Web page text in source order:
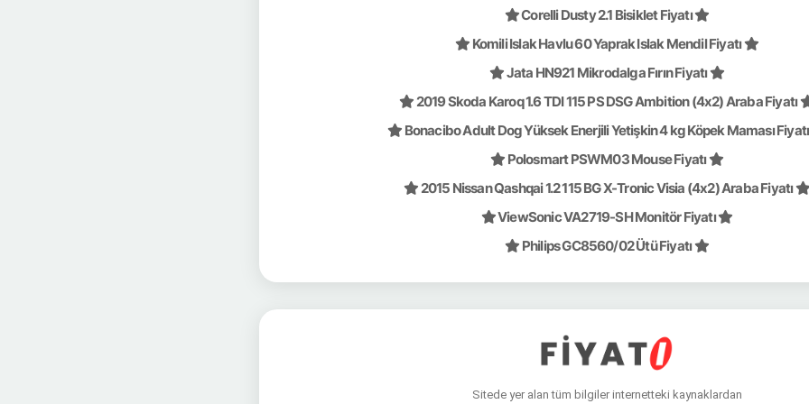
Corelli Dusty 2.1 Bisiklet Fiyatı
Komili Islak Havlu 60 Yaprak Islak Mendil Fiyatı
Jata HN921 Mikrodalga Fırın Fiyatı
2019 Skoda Karoq 1.6 TDI 115 PS DSG Ambition (4x2) Araba Fiyatı
Bonacibo Adult Dog Yüksek Enerjili Yetişkin 4 kg Köpek Maması
Polosmart PSWM03 Mouse Fiyatı
2015 Nissan Qashqai 1.2 115 BG X-Tronic Visia (4x2) Araba Fiyatı
ViewSonic VA2719-SH Monitör Fiyatı
Philips GC8560/02 Ütü Fiyatı
Sitede yer alan tüm bilgiler internetteki kaynaklardan